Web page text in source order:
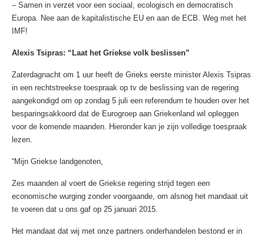
– Samen in verzet voor een sociaal, ecologisch en democratisch
Europa. Nee aan de kapitalistische EU en aan de ECB. Weg met het
IMF!
Alexis Tsipras: “Laat het Griekse volk beslissen”
Zaterdagnacht om 1 uur heeft de Grieks eerste minister Alexis Tsipras
in een rechtstreekse toespraak op tv de beslissing van de regering
aangekondigd om op zondag 5 juli een referendum te houden over het
besparingsakkoord dat de Eurogroep aan Griekenland wil opleggen
voor de komende maanden. Hieronder kan je zijn volledige toespraak
lezen.
“Mijn Griekse landgenoten,
Zes maanden al voert de Griekse regering strijd tegen een
economische wurging zonder voorgaande, om alsnog het mandaat uit
te voeren dat u ons gaf op 25 januari 2015.
Het mandaat dat wij met onze partners onderhandelen bestond er in